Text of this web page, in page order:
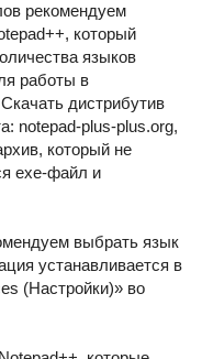
рекомендуем
который
языков
работы в
дистрибутив
notepad-plus-plus.org,
который не
exe-файл и
выбрать язык
устанавливается в
(Настройки)» во